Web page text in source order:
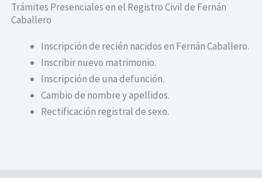
Trámites Presenciales en el Registro Civil de Fernán
Caballero
Inscripción de recién nacidos en Fernán Caballero.
Inscribir nuevo matrimonio.
Inscripción de una defunción.
Cambio de nombre y apellidos.
Rectificación registral de sexo.